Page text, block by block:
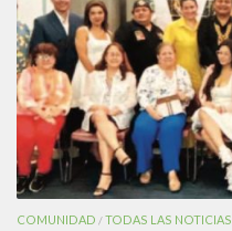
COMUNIDAD /TODAS LAS NOTICIAS